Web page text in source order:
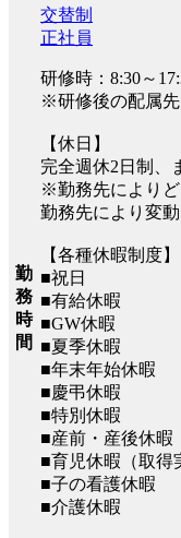
勤
務
時
間
交替制
正社員
研修時：8:30～
※研修後の配属先
【休日】
完全週休2日制、
※勤務先により
勤務先により変動
【各種休暇制度】
■祝日
■有給休暇
■GW休暇
■夏季休暇
■年末年始休暇
■慶弔休暇
■特別休暇
■産前・産後休暇
■育児休暇（取得
■子の看護休暇
■介護休暇